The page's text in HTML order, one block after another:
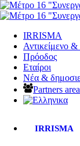
IRRISMA
Αντικείμενο &
Πρόοδος
Εταίροι
Νέα &
Partners area
IRRISMA